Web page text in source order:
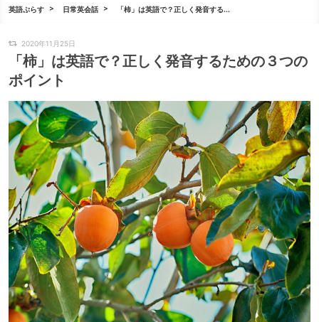
英語ぷらす 日常英会話 「柿」は英語で？正しく発音する...
2020年11月25日
「柿」は英語で？正しく発音するための３つの
ポイント